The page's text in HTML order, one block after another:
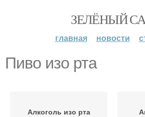
ЗЕЛЁНЫЙ
главная новости
Пиво изо рта
Алкоголь изо рта